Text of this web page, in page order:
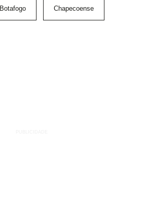
Botafogo Chapecoense